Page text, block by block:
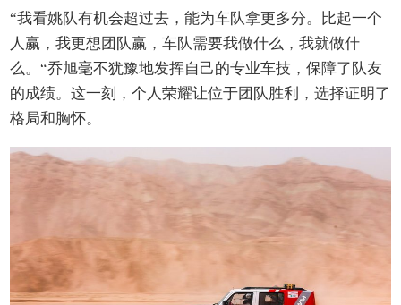
“我看姚队有机会超过去，能为车队拿更多分。比起一个
人赢，我更想团队赢，车队需要我做什么，我就做什
么。“乔旭毫不犹豫地发挥自己的专业车技，保障了队友
的成绩。这一刻，个人荣耀让位于团队胜利，选择证明了
格局和胸怀。